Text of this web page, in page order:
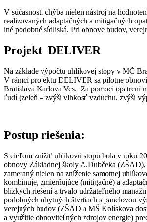
V súčasnosti chýba nielen nástroj na
realizovaných adaptačných a mitigačných
iné podobné sídliská. Pri obnove budov,
Projekt DELIVER
Na základe výpočtu uhlíkovej stopy v MČ
V rámci projektu DELIVER sa pilotne
Bratislava Karlova Ves. Za pomoci opatrení
ľudí (zeleň – zvýši vlhkosť vzduchu, zvýši
Postup riešenia:
S cieľom znížiť uhlíkovú stopu bola v roku
obnovy Základnej školy A.Dubčeka
zameraný nielen na zníženie samotnej
kombinuje, zmierňujúce (mitigačné) a
blízkych riešení a trvalo udržateľného
podobných obytných štvrtiach s panelovou
verejných budov (ZŠAD a MŠ Kolískova
a využitie obnoviteľných zdrojov energie)